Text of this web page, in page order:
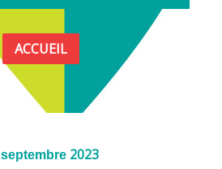
ACCUEIL
septembre 2023